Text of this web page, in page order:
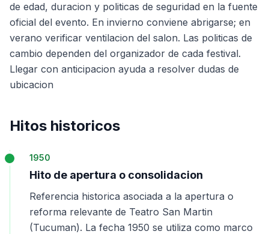
de edad, duracion y politicas de seguridad en la fuente
oficial del evento. En invierno conviene abrigarse; en
verano verificar ventilacion del salon. Las politicas de
cambio dependen del organizador de cada festival.
Llegar con anticipacion ayuda a resolver dudas de
ubicacion
Hitos historicos
1950
Hito de apertura o consolidacion
Referencia historica asociada a la apertura o
reforma relevante de Teatro San Martin
(Tucuman). La fecha 1950 se utiliza como marco